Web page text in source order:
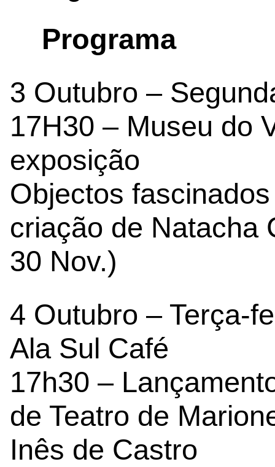
Programa
3 Outubro –
17H30 – Museu do
exposição
Objectos
criação de Natacha
30 Nov.)
4 Outubro – Terça-
Ala Sul Café
17h30 –
de Teatro de
Inês de Castro